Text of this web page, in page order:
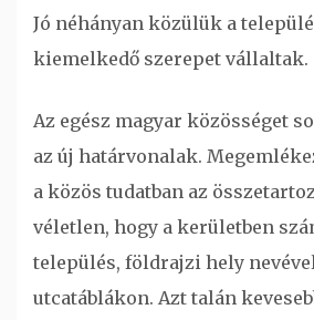
Jó néhányan közülük a
kiemelkedő szerepet vállaltak.
Az egész magyar közösséget
az új határvonalak.
a közös tudatban az
véletlen, hogy a kerületben
település, földrajzi hely
utcatáblákon. Azt talán